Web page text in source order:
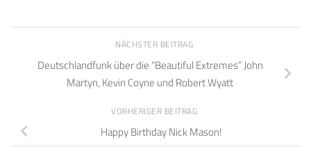
NÄCHSTER BEITRAG
Deutschlandfunk über die “Beautiful Extremes” John
Martyn, Kevin Coyne und Robert Wyatt
VORHERIGER BEITRAG
Happy Birthday Nick Mason!